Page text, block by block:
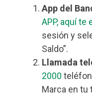
App del
APP, aquí
sesión y
Saldo”.
Llamada
2000
Marca en tu